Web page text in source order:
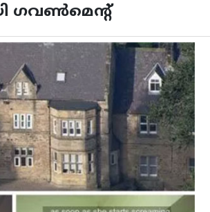
ഗവണ്‍മെന്റ്